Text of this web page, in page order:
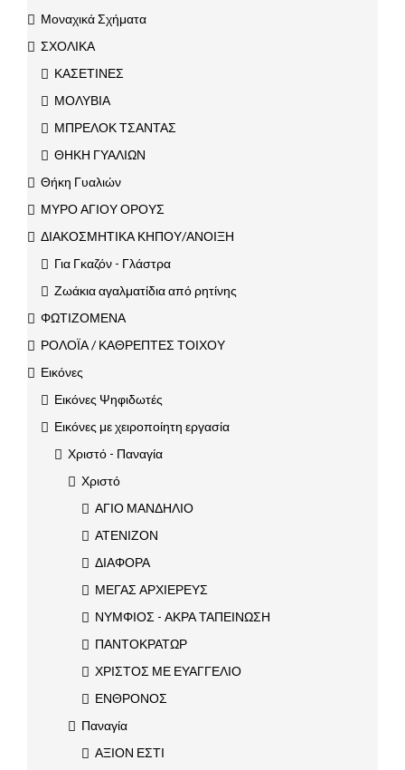
Μοναχικά Σχήματα
ΣΧΟΛΙΚΑ
ΚΑΣΕΤΙΝΕΣ
ΜΟΛΥΒΙΑ
ΜΠΡΕΛΟΚ ΤΣΑΝΤΑΣ
ΘΗΚΗ ΓΥΑΛΙΩΝ
Θήκη Γυαλιών
ΜΥΡΟ ΑΓΙΟΥ ΟΡΟΥΣ
ΔΙΑΚΟΣΜΗΤΙΚΑ ΚΗΠΟΥ/ΑΝΟΙΞΗ
Για Γκαζόν - Γλάστρα
Ζωάκια αγαλματίδια από ρητίνης
ΦΩΤΙΖΟΜΕΝΑ
ΡΟΛΟΪΑ / ΚΑΘΡΕΠΤΕΣ ΤΟΙΧΟΥ
Εικόνες
Εικόνες Ψηφιδωτές
Εικόνες με χειροποίητη εργασία
Χριστό - Παναγία
Χριστό
ΑΓΙΟ ΜΑΝΔΗΛΙΟ
ΑΤΕΝΙΖΟΝ
ΔΙΑΦΟΡΑ
ΜΕΓΑΣ ΑΡΧΙΕΡΕΥΣ
ΝΥΜΦΙΟΣ - ΑΚΡΑ ΤΑΠΕΙΝΩΣΗ
ΠΑΝΤΟΚΡΑΤΩΡ
ΧΡΙΣΤΟΣ ΜΕ ΕΥΑΓΓΕΛΙΟ
ΕΝΘΡΟΝΟΣ
Παναγία
ΑΞΙΟΝ ΕΣΤΙ